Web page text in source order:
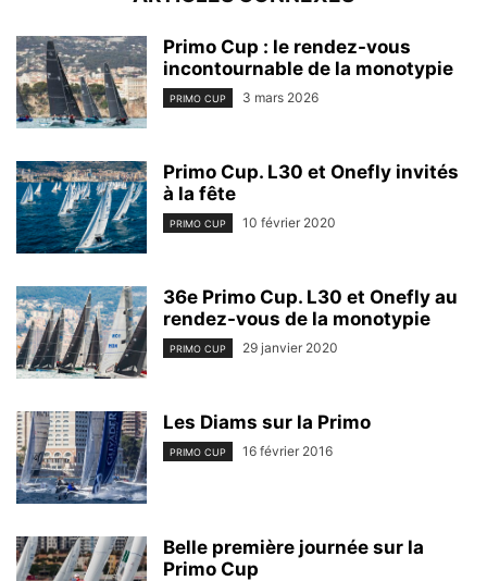
Primo Cup : le rendez-vous
incontournable de la monotypie
PRIMO CUP 3 mars 2026
Primo Cup. L30 et Onefly invités
à la fête
PRIMO CUP 10 février 2020
36e Primo Cup. L30 et Onefly au
rendez-vous de la monotypie
PRIMO CUP 29 janvier 2020
Les Diams sur la Primo
PRIMO CUP 16 février 2016
Belle première journée sur la
Primo Cup